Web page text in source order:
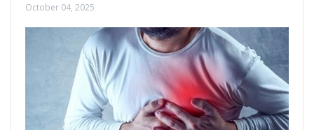
October 04, 2025